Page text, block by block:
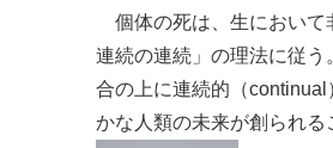
個体の死は、生において
連続の連続」の理法に従
合の上に連続的（
かな人類の未来が創られる